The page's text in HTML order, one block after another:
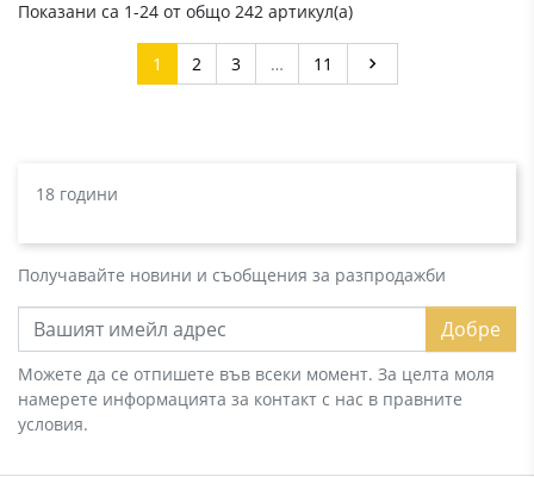
Показани са 1-24 от общо 242 артикул(а)
1 2 3 … 11 Напред

18 години
Получавайте новини и съобщения за разпродажби
Добре
Можете да се отпишете във всеки момент. За целта моля
намерете информацията за контакт с нас в правните
условия.